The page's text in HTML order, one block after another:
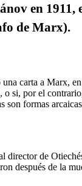
en 1911,
de Marx).
carta a Marx,
si, por el
son formas
director de
después de la